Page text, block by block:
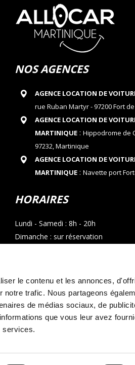
le contenu et les annonces,
trafic. Nous partageons
de médias sociaux, de
que vous leur avez
services.
NOS AGENCES
AGENCE LOCATION DE
rue Ruban Martyr - 97200 Fort
AGENCE LOCATION DE
MARTINIQUE: Hippodrome de
97232, Martinique
AGENCE LOCATION DE
MARTINIQUE: Navette port
HORAIRES
Lundi - Samedi : 8h - 20h
Dimanche : sur réservation
Email : allocarmartinique@gmail.com